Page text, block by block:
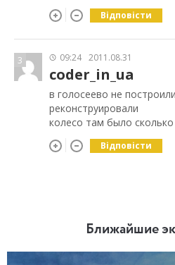
Відповісти
3 09:24 2011.08.31
coder_in_ua
в голосеево не
реконструировали
колесо там было
Відповісти
Ближайшие